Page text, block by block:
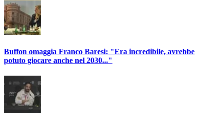
Buffon omaggia Franco Baresi: "Era incredibile, avrebbe
potuto giocare anche nel 2030..."